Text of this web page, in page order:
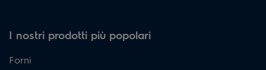
I nostri prodotti più popolari
Forni